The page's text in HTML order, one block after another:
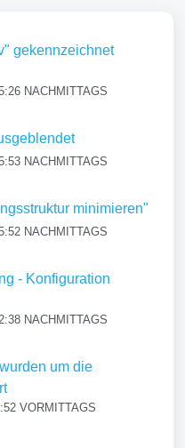
gekennzeichnet
NACHMITTAGS
NACHMITTAGS
minimieren"
NACHMITTAGS
- Konfiguration
NACHMITTAGS
um die
VORMITTAGS